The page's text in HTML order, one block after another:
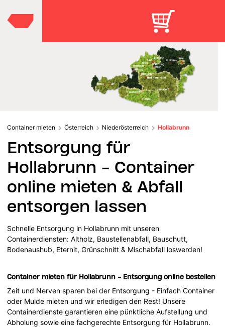
Container mieten Österreich Niederösterreich Hollabrunn
Entsorgung für
Hollabrunn - Container
online mieten & Abfall
entsorgen lassen
Schnelle Entsorgung in Hollabrunn mit unseren
Containerdiensten: Altholz, Baustellenabfall, Bauschutt,
Bodenaushub, Eternit, Grünschnitt & Mischabfall loswerden!
Container mieten für Hollabrunn - Entsorgung online bestellen
Zeit und Nerven sparen bei der Entsorgung - Einfach Container
oder Mulde mieten und wir erledigen den Rest! Unsere
Containerdienste garantieren eine pünktliche Aufstellung und
Abholung sowie eine fachgerechte Entsorgung für Hollabrunn.